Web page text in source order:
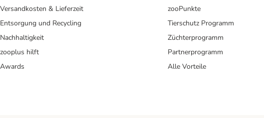
Versandkosten & Lieferzeit
Entsorgung und Recycling
Nachhaltigkeit
zooplus hilft
Awards
zooPunkte
Tierschutz Programm
Züchterprogramm
Partnerprogramm
Alle Vorteile